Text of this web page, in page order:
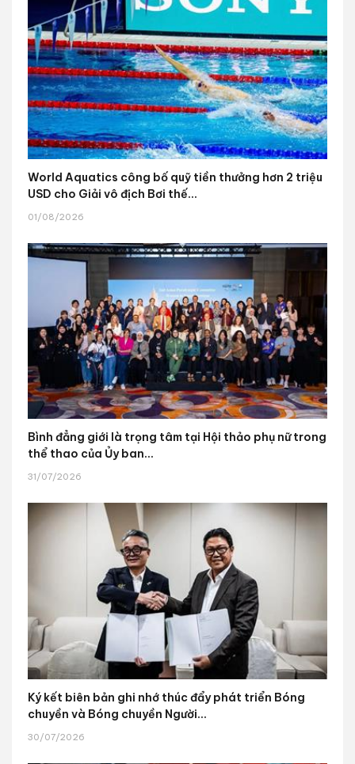
World Aquatics công bố quỹ tiền thưởng hơn 2 triệu
USD cho Giải vô địch Bơi thế...
01/08/2026
Bình đẳng giới là trọng tâm tại Hội thảo phụ nữ trong
thể thao của Ủy ban...
31/07/2026
Ký kết biên bản ghi nhớ thúc đẩy phát triển Bóng
chuyền và Bóng chuyền Người...
30/07/2026